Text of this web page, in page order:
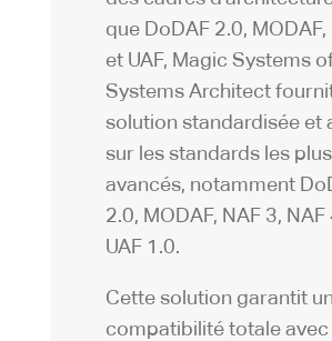
que DoDAF 2.0, MODAF,
et UAF, Magic Systems
Systems Architect
solution standardisée et
sur les standards les plus
avancés, notamment
2.0, MODAF, NAF 3, NAF
UAF 1.0.
Cette solution garantit
compatibilité totale avec